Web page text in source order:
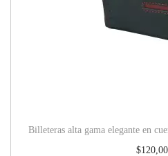
Billeteras alta gama elegante en
$